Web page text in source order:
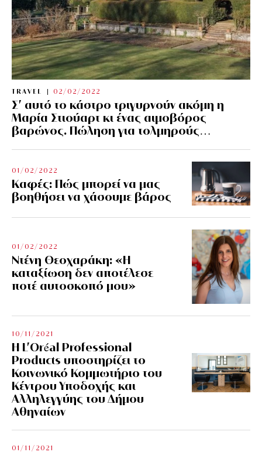
TRAVEL 02/02/2022
Σ’ αυτό το κάστρο τριγυρνούν ακόμη η
Μαρία Στιούαρτ κι ένας αιμοβόρος
βαρώνος. Πώληση για τολμηρούς…
01/02/2022
Kαφές: Πώς μπορεί να μας
βοηθήσει να χάσουμε βάρος
01/02/2022
Ντένη Θεοχαράκη: «Η
καταξίωση δεν αποτέλεσε
ποτέ αυτοσκοπό μου»
10/11/2021
Η L’Οréal Professional
Products υποστηρίζει το
Κοινωνικό Κομμωτήριο του
Κέντρου Υποδοχής και
Αλληλεγγύης του Δήμου
Αθηναίων
01/11/2021